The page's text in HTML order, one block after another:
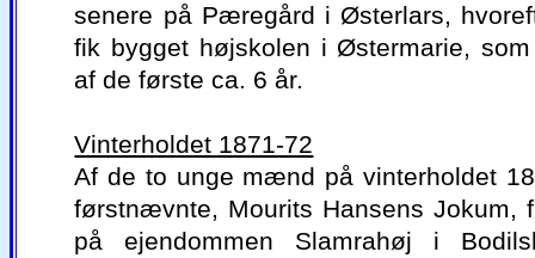
senere på Pæregård i Østerlars,
fik bygget højskolen i Østermarie,
af de første ca. 6 år.
Vinterholdet 1871-72
Af de to unge mænd på vinterholdet
førstnævnte, Mourits Hansens Jokum,
på ejendommen Slamrahøj i